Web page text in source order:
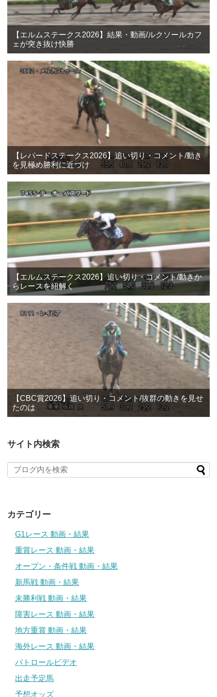
【エルムステークス2026】結果・動画/ルクソールカフ
ェが突き抜け快勝
【レパードステークス2026】追い切り・コメント/動き
を見極め勝利に近づけ
【エルムステークス2026】追い切り・コメント/動きか
らレースを紐解く
【CBC賞2026】追い切り・コメント/抜群の動きを見せ
たのは
サイト内検索
カテゴリー
G1レース 動画・結果
重賞レース 動画・結果
オープン・条件戦 動画・結果
新馬戦 動画・結果
未勝利戦 動画・結果
障害レース 動画・結果
地方重賞 動画・結果
海外レース 動画・結果
パトロールビデオ
出走予定馬
予想オッズ